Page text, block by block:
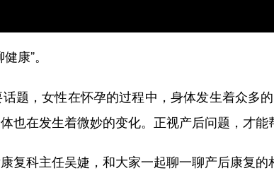
康”。
，女性在怀孕的过程中，身体发生着众多
也在发生着微妙的变化。正视产后问题，才能
科主任吴婕，和大家一起聊一聊产后康复的